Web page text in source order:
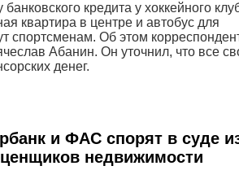
кредита у хоккейного
квартира в центре и автобус для
спортсменам. Об этом
Абанин. Он уточнил, что все
денег.
и ФАС спорят в суде
недвижимости